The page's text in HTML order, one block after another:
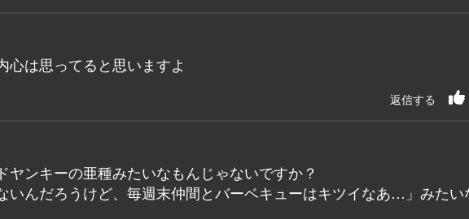
心は思ってると思いますよ
返信する
ヤンキーの亜種みたいなもんじゃないですか？
いんだろうけど、毎週末仲間とバーベキューはキツイなあ…」みたい